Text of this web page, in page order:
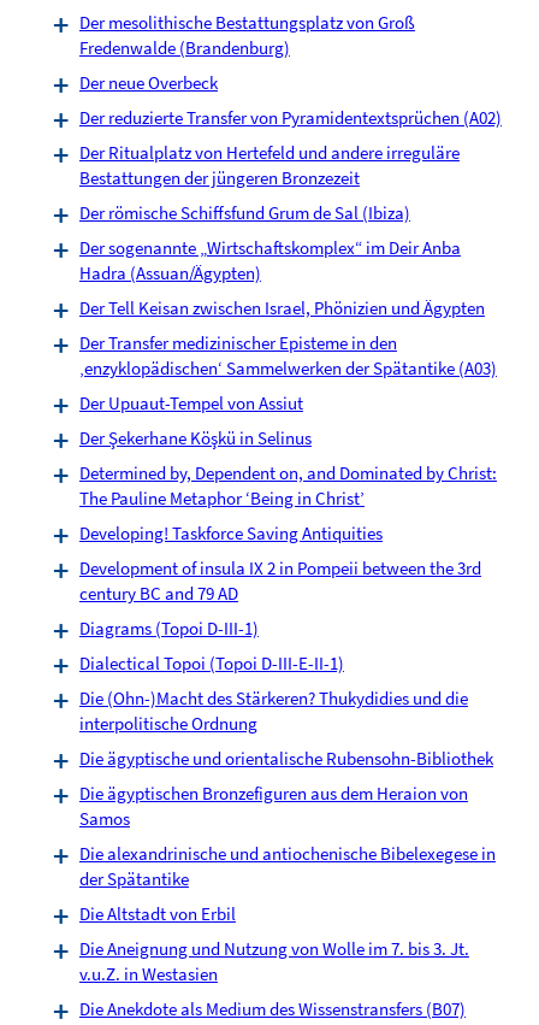
Der mesolithische Bestattungsplatz von Groß
Fredenwalde (Brandenburg)
Der neue Overbeck
Der reduzierte Transfer von Pyramidentextsprüchen (A02)
Der Ritualplatz von Hertefeld und andere irreguläre
Bestattungen der jüngeren Bronzezeit
Der römische Schiffsfund Grum de Sal (Ibiza)
Der sogenannte „Wirtschaftskomplex“ im Deir Anba
Hadra (Assuan/Ägypten)
Der Tell Keisan zwischen Israel, Phönizien und Ägypten
Der Transfer medizinischer Episteme in den
‚enzyklopädischen‘ Sammelwerken der Spätantike (A03)
Der Upuaut-Tempel von Assiut
Der Şekerhane Köşkü in Selinus
Determined by, Dependent on, and Dominated by Christ:
The Pauline Metaphor ‘Being in Christ’
Developing! Taskforce Saving Antiquities
Development of insula IX 2 in Pompeii between the 3rd
century BC and 79 AD
Diagrams (Topoi D-III-1)
Dialectical Topoi (Topoi D-III-E-II-1)
Die (Ohn-)Macht des Stärkeren? Thukydidies und die
interpolitische Ordnung
Die ägyptische und orientalische Rubensohn-Bibliothek
Die ägyptischen Bronzefiguren aus dem Heraion von
Samos
Die alexandrinische und antiochenische Bibelexegese in
der Spätantike
Die Altstadt von Erbil
Die Aneignung und Nutzung von Wolle im 7. bis 3. Jt.
v.u.Z. in Westasien
Die Anekdote als Medium des Wissenstransfers (B07)